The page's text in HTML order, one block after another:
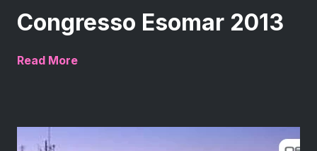
Congresso Esomar 2013
Read More